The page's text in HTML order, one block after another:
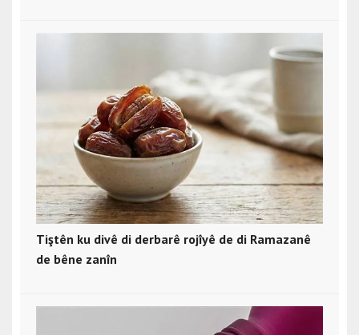
Tiştên ku divê di derbarê rojîyê de di Ramazanê
de bêne zanîn